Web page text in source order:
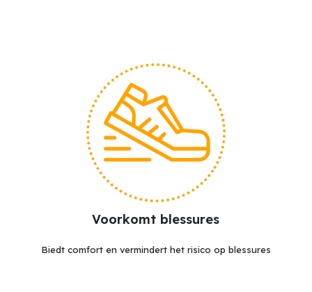
Voorkomt blessures
Biedt comfort en vermindert het risico op blessures